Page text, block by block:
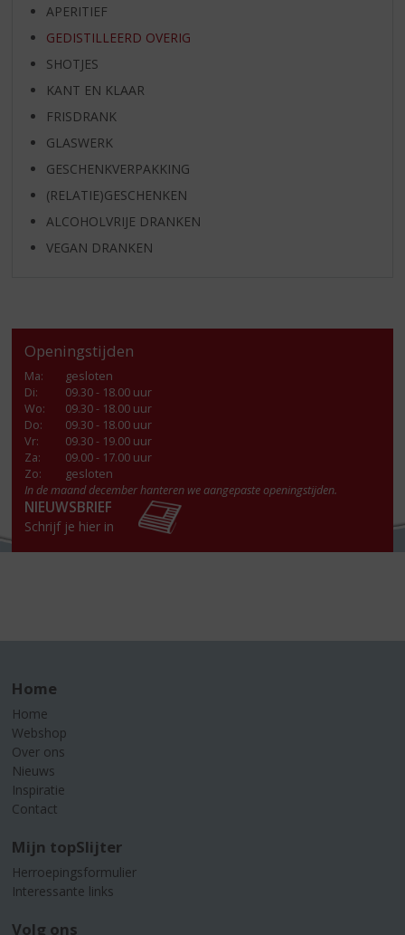
APERITIEF
GEDISTILLEERD OVERIG
SHOTJES
KANT EN KLAAR
FRISDRANK
GLASWERK
GESCHENKVERPAKKING
(RELATIE)GESCHENKEN
ALCOHOLVRIJE DRANKEN
VEGAN DRANKEN
Openingstijden
Ma:
gesloten
Di:
09.30 - 18.00 uur
Wo:
09.30 - 18.00 uur
Do:
09.30 - 18.00 uur
Vr:
09.30 - 19.00 uur
Za:
09.00 - 17.00 uur
Zo:
gesloten
In de maand december hanteren we aangepaste openingstijden.
NIEUWSBRIEF
Schrijf je hier in
Home
Home
Webshop
Over ons
Nieuws
Inspiratie
Contact
Mijn topSlijter
Herroepingsformulier
Interessante links
Volg ons